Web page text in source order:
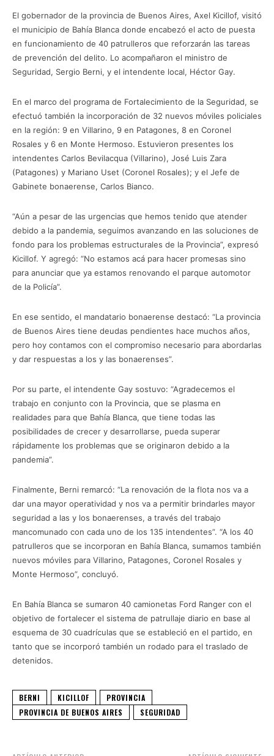
El gobernador de la provincia de Buenos Aires, Axel Kicillof, visitó
el municipio de Bahía Blanca donde encabezó el acto de puesta
en funcionamiento de 40 patrulleros que reforzarán las tareas
de prevención del delito. Lo acompañaron el ministro de
Seguridad, Sergio Berni, y el intendente local, Héctor Gay.
En el marco del programa de Fortalecimiento de la Seguridad, se
efectuó también la incorporación de 32 nuevos móviles policiales
en la región: 9 en Villarino, 9 en Patagones, 8 en Coronel
Rosales y 6 en Monte Hermoso. Estuvieron presentes los
intendentes Carlos Bevilacqua (Villarino), José Luis Zara
(Patagones) y Mariano Uset (Coronel Rosales); y el Jefe de
Gabinete bonaerense, Carlos Bianco.
“Aún a pesar de las urgencias que hemos tenido que atender
debido a la pandemia, seguimos avanzando en las soluciones de
fondo para los problemas estructurales de la Provincia”, expresó
Kicillof. Y agregó: “No estamos acá para hacer promesas sino
para anunciar que ya estamos renovando el parque automotor
de la Policía”.
En ese sentido, el mandatario bonaerense destacó: “La provincia
de Buenos Aires tiene deudas pendientes hace muchos años,
pero hoy contamos con el compromiso necesario para abordarlas
y dar respuestas a los y las bonaerenses”.
Por su parte, el intendente Gay sostuvo: “Agradecemos el
trabajo en conjunto con la Provincia, que se plasma en
realidades para que Bahía Blanca, que tiene todas las
posibilidades de crecer y desarrollarse, pueda superar
rápidamente los problemas que se originaron debido a la
pandemia”.
Finalmente, Berni remarcó: “La renovación de la flota nos va a
dar una mayor operatividad y nos va a permitir brindarles mayor
seguridad a las y los bonaerenses, a través del trabajo
mancomunado con cada uno de los 135 intendentes”. “A los 40
patrulleros que se incorporan en Bahía Blanca, sumamos también
nuevos móviles para Villarino, Patagones, Coronel Rosales y
Monte Hermoso”, concluyó.
En Bahía Blanca se sumaron 40 camionetas Ford Ranger con el
objetivo de fortalecer el sistema de patrullaje diario en base al
esquema de 30 cuadrículas que se estableció en el partido, en
tanto que se incorporó también un rodado para el traslado de
detenidos.
BERNI KICILLOF
PROVINCIA
PROVINCIA DE BUENOS AIRES
SEGURIDAD